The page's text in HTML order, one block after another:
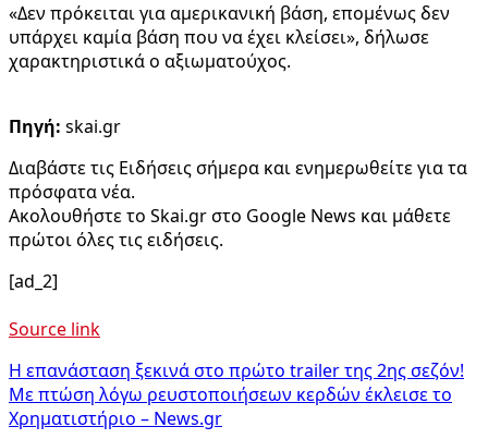
«Δεν πρόκειται για αμερικανική βάση, επομένως δεν
υπάρχει καμία βάση που να έχει κλείσει», δήλωσε
χαρακτηριστικά ο αξιωματούχος.
Πηγή: skai.gr
Διαβάστε τις Ειδήσεις σήμερα και ενημερωθείτε για τα
πρόσφατα νέα.
Ακολουθήστε το Skai.gr στο Google News και μάθετε
πρώτοι όλες τις ειδήσεις.
[ad_2]
Source link
Πλοήγηση
άρθρων
Η επανάσταση ξεκινά στο πρώτο trailer της 2ης σεζόν!
Με πτώση λόγω ρευστοποιήσεων κερδών έκλεισε το
Χρηματιστήριο – News.gr